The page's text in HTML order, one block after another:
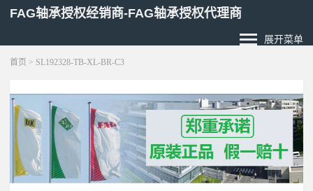
FAG轴承授权经销商-FAG轴承授权代理商
展开菜单
首页 > SL192328-TB-XL-BR-C3